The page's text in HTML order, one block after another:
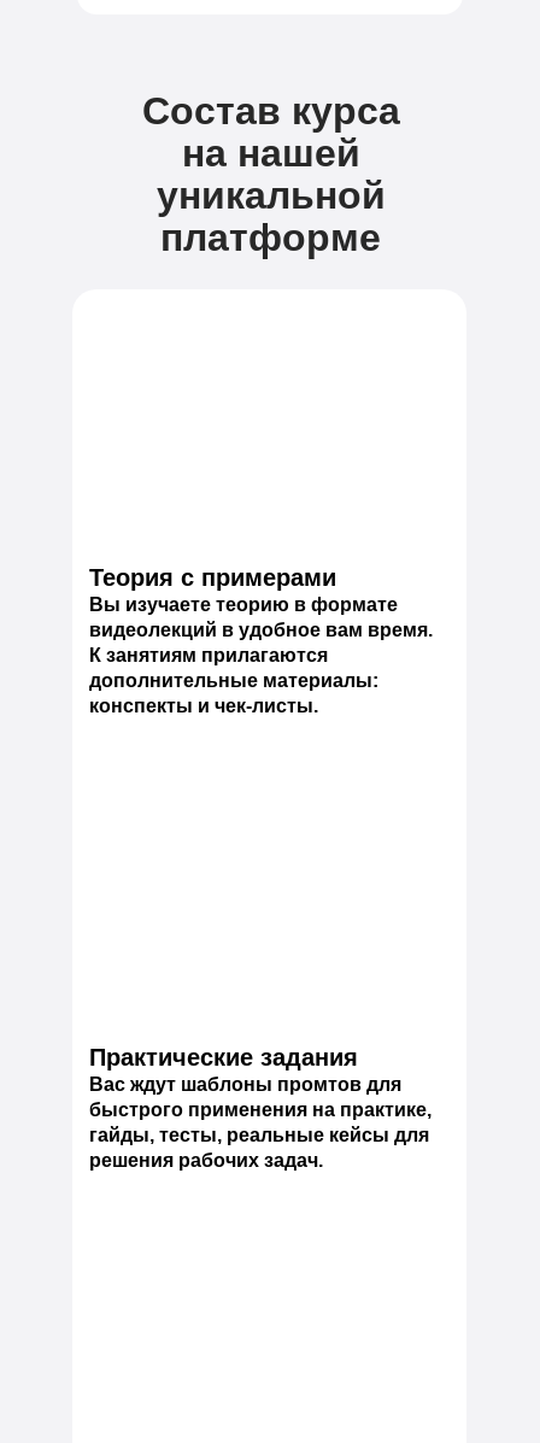
Практические задания
Вас ждут шаблоны промтов для
быстрого применения на практике,
гайды, тесты, реальные кейсы для
решения рабочих задач.
Теория с примерами
Вы изучаете теорию в формате
видеолекций в удобное вам время.
К занятиям прилагаются
дополнительные материалы:
конспекты и чек-листы.
Состав курса
на нашей
уникальной
платформе